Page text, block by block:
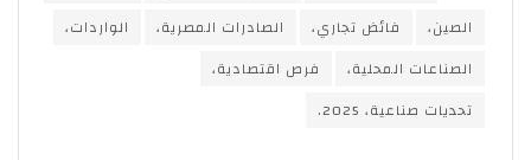
الصين،
فائض تجاري، الصادرات المصرية،
الواردات،
الصناعات المحلية،
فرص اقتصادية،
تحديات صناعية، 2025.